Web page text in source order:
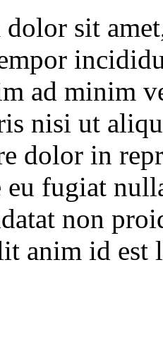
sit
ad minim
nisi ut
dolor in
fugiat
non
anim id est